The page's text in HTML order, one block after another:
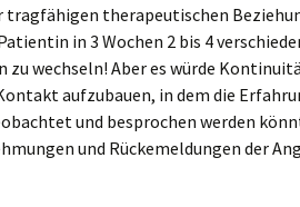
therapeutischen
in 3 Wochen 2 bis 4
zu wechseln! Aber es würde
aufzubauen, in dem die
und besprochen werden
und Rückemeldungen der